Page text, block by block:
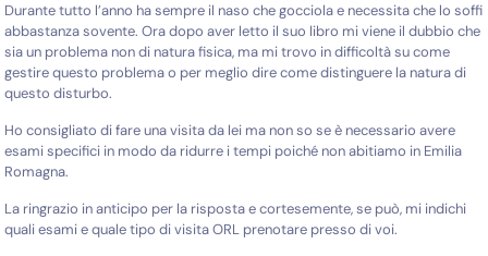
Durante tutto l’anno ha sempre il naso che gocciola e necessita che lo soffi
abbastanza sovente. Ora dopo aver letto il suo libro mi viene il dubbio che
sia un problema non di natura fisica, ma mi trovo in difficoltà su come
gestire questo problema o per meglio dire come distinguere la natura di
questo disturbo.
Ho consigliato di fare una visita da lei ma non so se è necessario avere
esami specifici in modo da ridurre i tempi poiché non abitiamo in Emilia
Romagna.
La ringrazio in anticipo per la risposta e cortesemente, se può, mi indichi
quali esami e quale tipo di visita ORL prenotare presso di voi.